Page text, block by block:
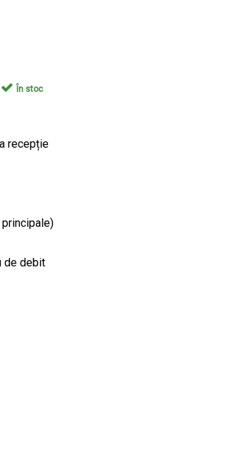
În stoc
recepție
de debit